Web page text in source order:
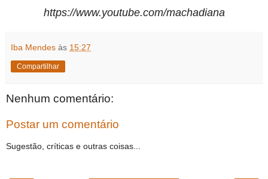
https://www.youtube.com/machadiana
Iba Mendes às 15:27
Compartilhar
Nenhum comentário:
Postar um comentário
Sugestão, críticas e outras coisas...